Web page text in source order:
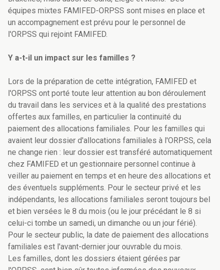
équipes mixtes FAMIFED-ORPSS sont mises en place et
un accompagnement est prévu pour le personnel de
l'ORPSS qui rejoint FAMIFED.
Y a-t-il un impact sur les familles ?
Lors de la préparation de cette intégration, FAMIFED et
l'ORPSS ont porté toute leur attention au bon déroulement
du travail dans les services et à la qualité des prestations
offertes aux familles, en particulier la continuité du
paiement des allocations familiales. Pour les familles qui
avaient leur dossier d'allocations familiales à l'ORPSS, cela
ne change rien : leur dossier est transféré automatiquement
chez FAMIFED et un gestionnaire personnel continue à
veiller au paiement en temps et en heure des allocations et
des éventuels suppléments. Pour le secteur privé et les
indépendants, les allocations familiales seront toujours bel
et bien versées le 8 du mois (ou le jour précédant le 8 si
celui-ci tombe un samedi, un dimanche ou un jour férié).
Pour le secteur public, la date de paiement des allocations
familiales est l'avant-dernier jour ouvrable du mois.
Les familles, dont les dossiers étaient gérées par